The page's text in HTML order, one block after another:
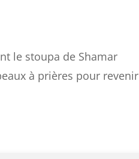
le stoupa de Shamar
à prières pour revenir